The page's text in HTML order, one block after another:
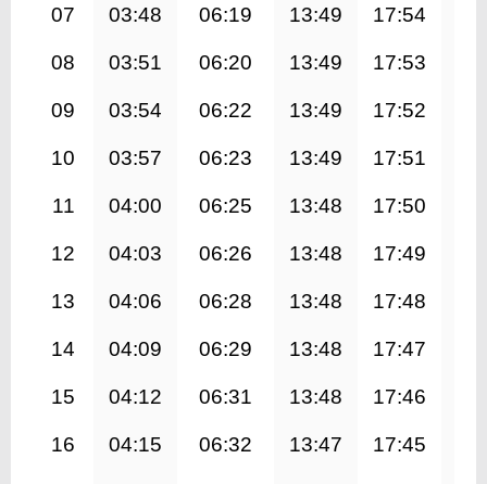
07 03:48 06:19 13:49 17:54
08 03:51 06:20 13:49 17:53
09 03:54 06:22 13:49 17:52
10 03:57 06:23 13:49 17:51
11 04:00 06:25 13:48 17:50
12 04:03 06:26 13:48 17:49
13 04:06 06:28 13:48 17:48
14 04:09 06:29 13:48 17:47
15 04:12 06:31 13:48 17:46
16 04:15 06:32 13:47 17:45